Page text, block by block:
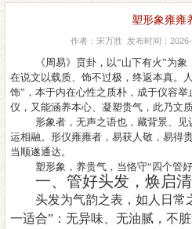
塑形象雍雍
作者：宋万胜 发布时间：
《周易》贲卦，以“山下有火”为
在说文以载质、饰不过极，终返本真。
饰”，本于内在心性之质朴，成于仪容
仪，又能涵养本心、凝塑贵气，此乃文
形象者，无声之语也，藏背景、
运相融。形仪雍雍者，易获人敬，易得
当顺遂通达。
塑形象，养贵气，当恪守“四个管好
一、管好头发，焕启
头发为气韵之表，如人日常
一适合”：无异味、无油腻，不